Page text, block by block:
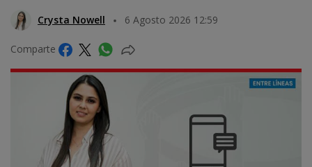
Crysta Nowell 6 Agosto 2026 12:59
Comparte